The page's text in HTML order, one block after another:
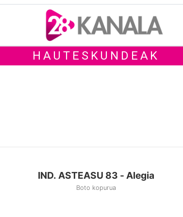
HAUTESKUNDEAK
IND. ASTEASU 83 - Alegia
Boto kopurua